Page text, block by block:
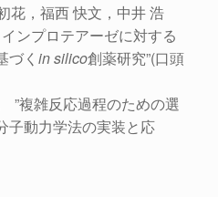
花，福西 快文，中井 浩
ンプロテアーゼに対する
づく in silico創薬研究”(口頭
”複雑反応過程のための選
子動力学法の実装と応